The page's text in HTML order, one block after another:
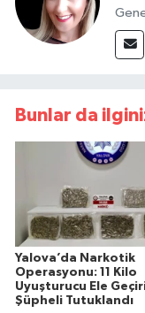
Bunlar da
Yalova’da Narkotik
Operasyonu: 11 Kilo
Uyuşturucu Ele
Şüpheli Tutuklandı